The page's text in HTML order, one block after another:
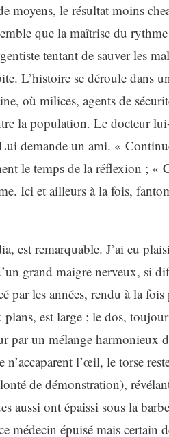
moyens, le résultat moins
que la maîtrise du rythme
tentant de sauver les
L’histoire se déroule dans
où milices, agents de
la population. Le docteur
demande un ami. «
le temps de la réflexion ; «
Ici et ailleurs à la fois,
est remarquable. J’ai eu
grand maigre nerveux, si
par les années, rendu à la
est large ; le dos,
par un mélange harmonieux
l’œil, le torse
de démonstration),
aussi ont épaissi sous la
médecin épuisé mais certain